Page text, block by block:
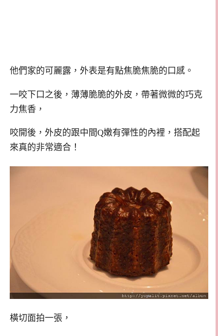
他們家的可麗露，外表是有點焦脆焦脆的口感。
一咬下口之後，薄薄脆脆的外皮，帶著微微的巧克
力焦香，
咬開後，外皮的跟中間Q嫩有彈性的內裡，搭配起
來真的非常適合！
橫切面拍一張，